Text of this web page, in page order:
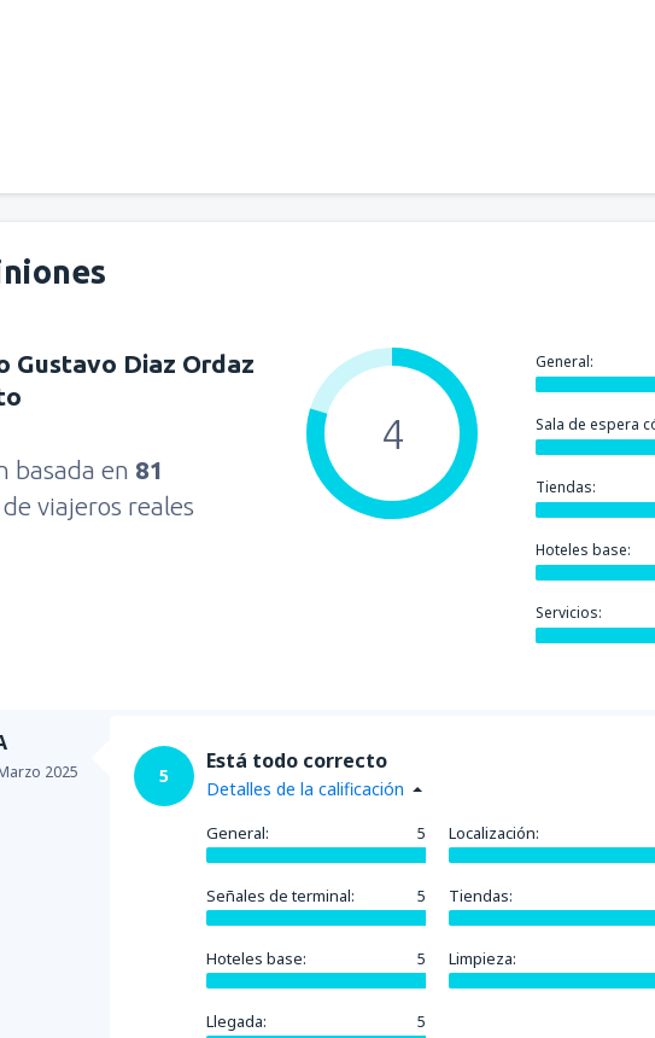
Gustavo Diaz Ordaz
basada en 81
de viajeros reales
General:
Tiendas:
Hoteles base:
Servicios:
4
2025 5
Está todo correcto
Detalles de la calificación
General: 5 Localización:
Señales de terminal: 5 Tiendas:
Hoteles base: 5 Limpieza:
Llegada: 5